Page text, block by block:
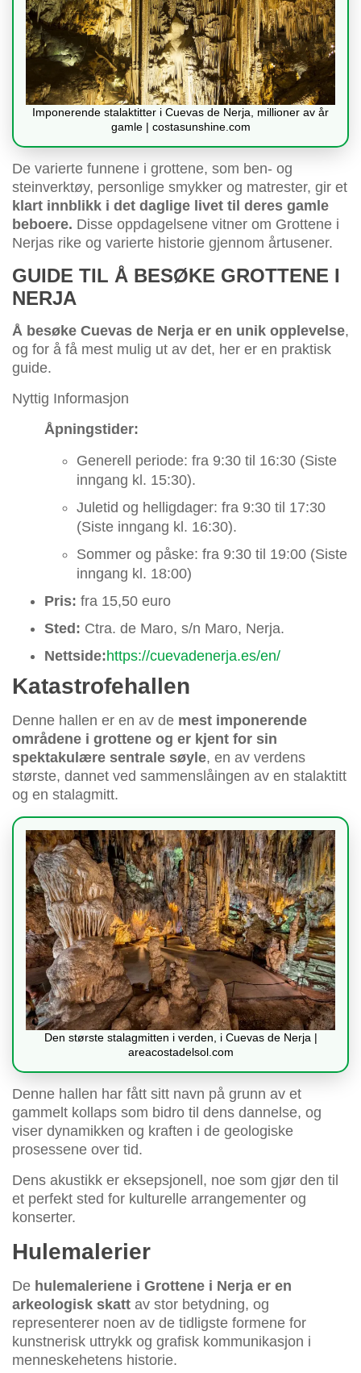
Imponerende stalaktitter i Cuevas de Nerja, millioner av år
gamle | costasunshine.com
De varierte funnene i grottene, som ben- og
steinverktøy, personlige smykker og matrester, gir et
klart innblikk i det daglige livet til deres gamle
beboere. Disse oppdagelsene vitner om Grottene i
Nerjas rike og varierte historie gjennom årtusener.
GUIDE TIL Å BESØKE GROTTENE I
NERJA
Å besøke Cuevas de Nerja er en unik opplevelse,
og for å få mest mulig ut av det, her er en praktisk
guide.
Nyttig Informasjon
Åpningstider:
Generell periode: fra 9:30 til 16:30 (Siste
inngang kl. 15:30).
Juletid og helligdager: fra 9:30 til 17:30
(Siste inngang kl. 16:30).
Sommer og påske: fra 9:30 til 19:00 (Siste
inngang kl. 18:00)
Pris: fra 15,50 euro
Sted: Ctra. de Maro, s/n Maro, Nerja.
Nettside:https://cuevadenerja.es/en/
Katastrofehallen
Denne hallen er en av de mest imponerende
områdene i grottene og er kjent for sin
spektakulære sentrale søyle, en av verdens
største, dannet ved sammenslåingen av en stalaktitt
og en stalagmitt.
Den største stalagmitten i verden, i Cuevas de Nerja |
areacostadelsol.com
Denne hallen har fått sitt navn på grunn av et
gammelt kollaps som bidro til dens dannelse, og
viser dynamikken og kraften i de geologiske
prosessene over tid.
Dens akustikk er eksepsjonell, noe som gjør den til
et perfekt sted for kulturelle arrangementer og
konserter.
Hulemalerier
De hulemaleriene i Grottene i Nerja er en
arkeologisk skatt av stor betydning, og
representerer noen av de tidligste formene for
kunstnerisk uttrykk og grafisk kommunikasjon i
menneskehetens historie.